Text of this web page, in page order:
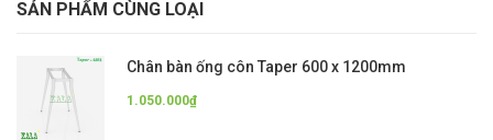
SẢN PHẨM CÙNG LOẠI
Chân bàn ống côn Taper 600 x 1200mm
1.050.000₫